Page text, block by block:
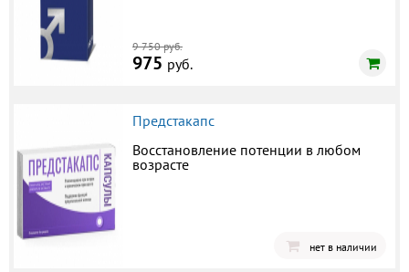
9 750 руб.
975 руб.
Предстакапс
Восстановление потенции в любом
возрасте
нет в наличии